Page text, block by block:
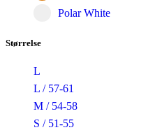
Polar White
Størrelse
L
L / 57-61
M / 54-58
S / 51-55